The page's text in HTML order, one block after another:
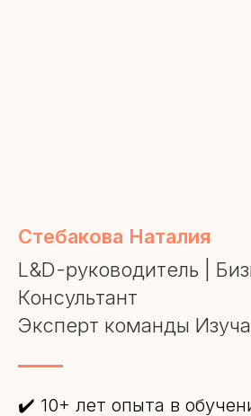
Стебакова Наталия
L&D-руководитель |
Консультант
Эксперт команды
✔️ 10+ лет опыта в